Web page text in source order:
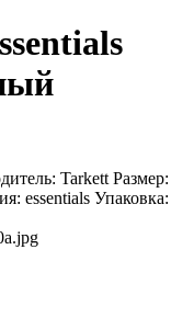
Tarkett Размер:
essentials Упаковка: